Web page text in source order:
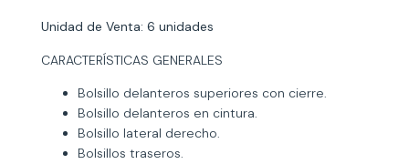
Unidad de Venta: 6 unidades
CARACTERÍSTICAS GENERALES
Bolsillo delanteros superiores con cierre.
Bolsillo delanteros en cintura.
Bolsillo lateral derecho.
Bolsillos traseros.